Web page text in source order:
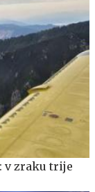
v zraku trije